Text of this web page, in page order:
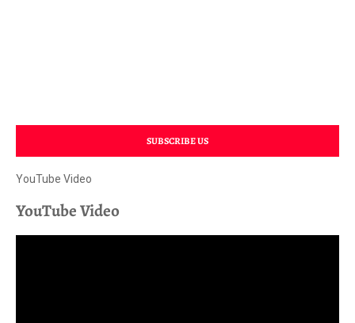
SUBSCRIBE US
YouTube Video
YouTube Video